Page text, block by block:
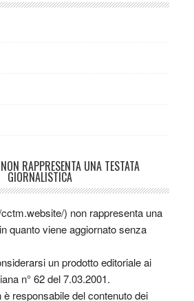
RAPPRESENTA UNA TESTATA
GIORNALISTICA
) non rappresenta una
quanto viene aggiornato senza
un prodotto editoriale ai
n° 62 del 7.03.2001.
è responsabile del contenuto dei